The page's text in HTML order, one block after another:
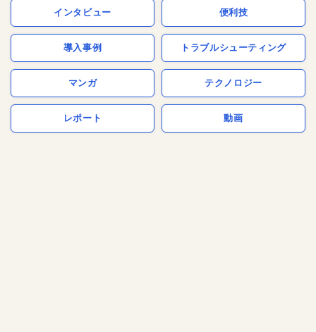
インタビュー 便利技
導入事例 トラブルシューティング
マンガ テクノロジー
レポート 動画